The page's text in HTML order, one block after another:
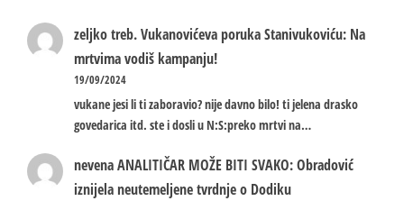
zeljko treb.Vukanovićeva poruka Stanivukoviću: Na
mrtvima vodiš kampanju!
19/09/2024
vukane jesi li ti zaboravio? nije davno bilo! ti jelena drasko
govedarica itd. ste i dosli u N:S:preko mrtvi na…
nevenaANALITIČAR MOŽE BITI SVAKO: Obradović
iznijela neutemeljene tvrdnje o Dodiku